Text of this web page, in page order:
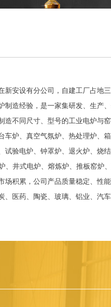
安设有分公司，自建工厂占地
制造经验，是一家集研发、生产
同尺寸、型号的工业电炉与
炉、真空气氛炉、热处理炉、
试验电炉、钟罩炉、退火炉、烧
、井式电炉、熔炼炉、推板窑炉
累，公司产品质量稳定、性能
医药、陶瓷、玻璃、铝业、汽
品覆盖国内多省市，并出口至
通过ISO 9001:2015质量管理体
荣誉证书。 在产品技术方面
多项产品通过相关权威认证。产
、全程电脑控制、可编程自动升
借技术积累与产品优势，获得
：202207080）、河南省专精